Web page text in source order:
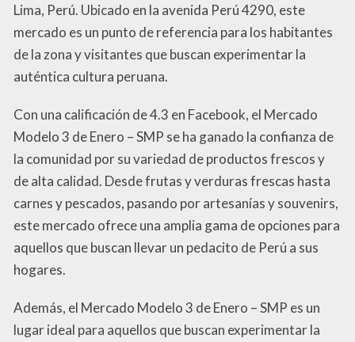
Lima, Perú. Ubicado en la avenida Perú 4290, este
mercado es un punto de referencia para los habitantes
de la zona y visitantes que buscan experimentar la
auténtica cultura peruana.
Con una calificación de 4.3 en Facebook, el Mercado
Modelo 3 de Enero – SMP se ha ganado la confianza de
la comunidad por su variedad de productos frescos y
de alta calidad. Desde frutas y verduras frescas hasta
carnes y pescados, pasando por artesanías y souvenirs,
este mercado ofrece una amplia gama de opciones para
aquellos que buscan llevar un pedacito de Perú a sus
hogares.
Además, el Mercado Modelo 3 de Enero – SMP es un
lugar ideal para aquellos que buscan experimentar la